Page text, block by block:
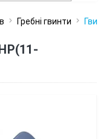
Гребні гвинти